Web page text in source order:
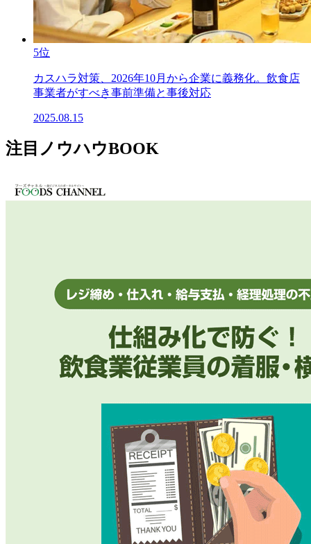
5位
カスハラ対策、2026年10月から企業に義務化。飲食店
事業者がすべき事前準備と事後対応
2025.08.15
注目ノウハウBOOK